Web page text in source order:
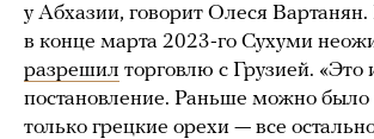
у Абхазии, говорит Олеся
в конце марта 2023-го Сухуми
разрешил торговлю с Грузией. «Это
постановление. Раньше можно было
только грецкие орехи — все